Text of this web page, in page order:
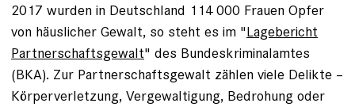
2017 wurden in Deutschland 114 000 Frauen Opfer
von häuslicher Gewalt, so steht es im "Lagebericht
Partnerschaftsgewalt" des Bundeskriminalamtes
(BKA). Zur Partner­schaftsgewalt zählen viele Delikte –
Körperverletzung, Vergewaltigung, Bedrohung oder